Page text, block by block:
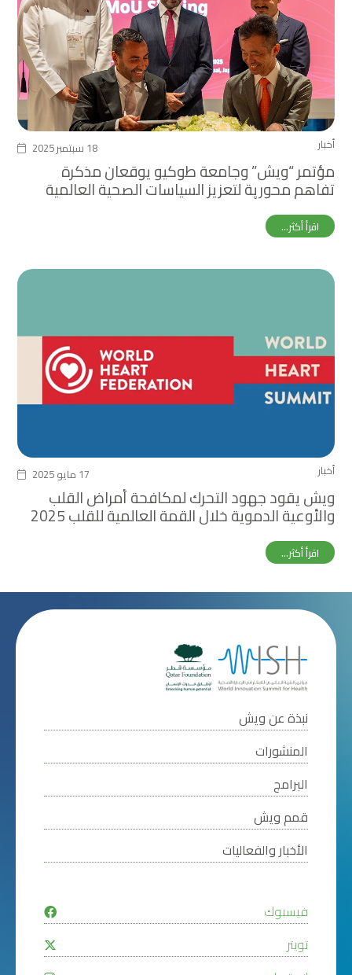
أخبار 18 سبتمبر 2025
مؤتمر “ويش” وجامعة طوكيو يوقعان مذكرة
تفاهم محورية لتعزيز السياسات الصحية العالمية
خلال معرض أوساكا إكسبو
اقرأ أكثر...
أخبار 17 مايو 2025
ويش يقود جهود التحرك لمكافحة أمراض القلب
والأوعية الدموية خلال القمة العالمية للقلب 2025
اقرأ أكثر...
نبذة عن ويش
المنشورات
البرامج
قمم ويش
الأخبار والفعاليات
فيسبوك
تويتر